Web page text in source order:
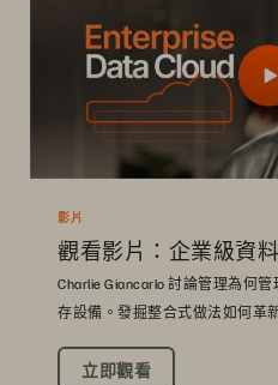
影片
觀看影片：企業級資
Charlie Giancarlo 討論管理為何
存設備。發掘整合式做法如何革
立即觀看